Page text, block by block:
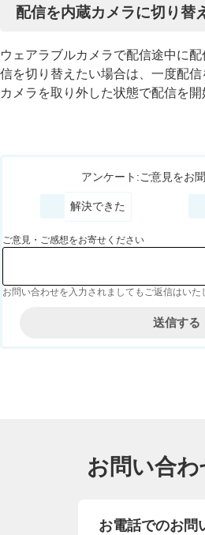
配信を内蔵カメラに切り替
ウェアラブルカメラで配信途中に
信を切り替えたい場合は、一度配
カメラを取り外した状態で配信を開
アンケート:ご意見をお
解決できた
ご意見・ご感想をお寄せください
お問い合わせを入力されましてもご返信はいた
お問い合
お電話でのお問